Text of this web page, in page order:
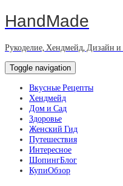
HandMade
Рукоделие, Хендмейд, Дизайн и
Toggle navigation
Вкусные Рецепты
Хендмейд
Дом и Сад
Здоровье
Женский Гид
Путешествия
Интересное
ШопингБлог
КупиОбзор